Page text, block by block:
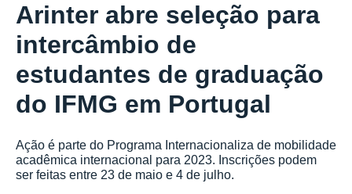
Arinter abre seleção para
intercâmbio de
estudantes de graduação
do IFMG em Portugal
Ação é parte do Programa Internacionaliza de mobilidade
acadêmica internacional para 2023. Inscrições podem
ser feitas entre 23 de maio e 4 de julho.